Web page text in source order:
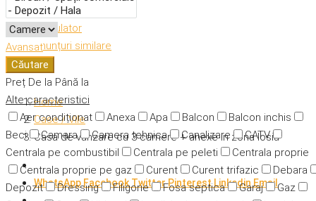
Avansat
Căutare
Preț De la Până la
Alte caracteristici
Aer condiționat
Anexa Apa Balcon
Balcon inchis
Beci
Camara Camera tehnica Canalizare
CATV
Centrala pe combustibil
Centrala pe peleti
Centrala proprie
Centrala proprie pe gaz
Curent Curent trifazic
Debara
Depozit
Dressing Filigorie Fosa septica Garaj
Gaz
Detalii
Calculator
Anunțuri similare
Home
Case / Vile
Casa de vanzare cu 3 camere + anexe in zona Iosia
WhatsApp Facebook TwitterPinterest Linkedin Email